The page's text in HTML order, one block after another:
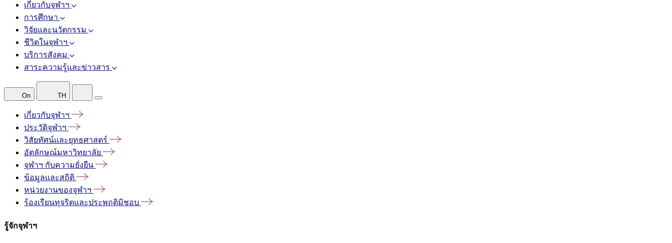
เกี่ยวกับจุฬาฯ
การศึกษา
วิจัยและนวัตกรรม
ชีวิตในจุฬาฯ
บริการสังคม
สาระความรู้และข่าวสาร
On TH
เกี่ยวกับจุฬาฯ
ประวัติจุฬาฯ
วิสัยทัศน์และยุทธศาสตร์
อัตลักษณ์มหาวิทยาลัย
จุฬาฯ กับความยั่งยืน
ข้อมูลและสถิติ
หน่วยงานของจุฬาฯ
ร้องเรียนทุจริตและประพฤติมิชอบ
รู้จักจุฬาฯ